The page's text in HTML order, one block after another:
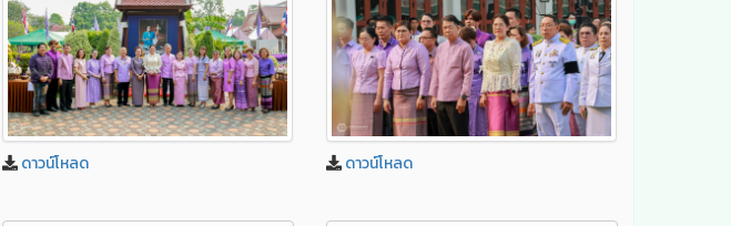
ดาวน์โหลด ดาวน์โหลด